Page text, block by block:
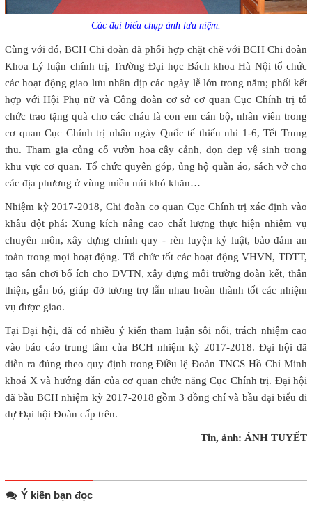
Các đại biểu chụp ảnh lưu niệm.
Cùng với đó, BCH Chi đoàn đã phối hợp chặt chẽ với BCH Chi đoàn
Khoa Lý luận chính trị, Trường Đại học Bách khoa Hà Nội tổ chức
các hoạt động giao lưu nhân dịp các ngày lễ lớn trong năm; phối kết
hợp với Hội Phụ nữ và Công đoàn cơ sở cơ quan Cục Chính trị tổ
chức trao tặng quà cho các cháu là con em cán bộ, nhân viên trong
cơ quan Cục Chính trị nhân ngày Quốc tế thiếu nhi 1-6, Tết Trung
thu. Tham gia củng cố vườn hoa cây cảnh, dọn dẹp vệ sinh trong
khu vực cơ quan. Tổ chức quyên góp, ủng hộ quần áo, sách vở cho
các địa phương ở vùng miền núi khó khăn…
Nhiệm kỳ 2017-2018, Chi đoàn cơ quan Cục Chính trị xác định vào
khâu đột phá: Xung kích nâng cao chất lượng thực hiện nhiệm vụ
chuyên môn, xây dựng chính quy - rèn luyện kỷ luật, bảo đảm an
toàn trong mọi hoạt động. Tổ chức tốt các hoạt động VHVN, TDTT,
tạo sân chơi bổ ích cho ĐVTN, xây dựng môi trường đoàn kết, thân
thiện, gắn bó, giúp đỡ tương trợ lẫn nhau hoàn thành tốt các nhiệm
vụ được giao.
Tại Đại hội, đã có nhiều ý kiến tham luận sôi nổi, trách nhiệm cao
vào báo cáo trung tâm của BCH nhiệm kỳ 2017-2018. Đại hội đã
diễn ra đúng theo quy định trong Điều lệ Đoàn TNCS Hồ Chí Minh
khoá X và hướng dẫn của cơ quan chức năng Cục Chính trị. Đại hội
đã bầu BCH nhiệm kỳ 2017-2018 gồm 3 đồng chí và bầu đại biểu đi
dự Đại hội Đoàn cấp trên.
Tin, ảnh: ÁNH TUYẾT
Ý kiến bạn đọc